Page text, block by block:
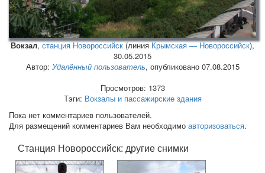
Вокзал,станция Новороссийск (линияКрымская — Новороссийск),
30.05.2015
Автор: Удалённый пользователь, опубликовано 07.08.2015
Просмотров: 1373
Тэги: Вокзалы и пассажирские здания
Пока нет комментариев пользователей.
Для размещений комментариев Вам необходимо авторизоваться.
Станция Новороссийск: другие снимки